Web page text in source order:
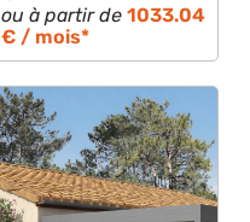
ou à partir de 1033.04
€ / mois*